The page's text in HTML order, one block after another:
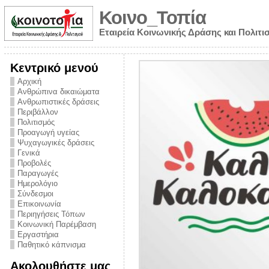
Κοινο_Τοπία
Εταιρεία Κοινωνικής Δράσης και
Κεντρικό μενού
Αρχική
Ανθρώπινα δικαιώματα
Ανθρωπιστικές δράσεις
Περιβάλλον
Πολιτισμός
Προαγωγή υγείας
Ψυχαγωγικές δράσεις
Γενικά
Προβολές
Παραγωγές
Ημερολόγιο
Σύνδεσμοι
Επικοινωνία
Περιηγήσεις Τόπων
Κοινωνική Παρέμβαση
Εργαστήρια
Παθητικό κάπνισμα
Ακολουθήστε μας
από την
την ημέρα
και
στο
Πρόληψης